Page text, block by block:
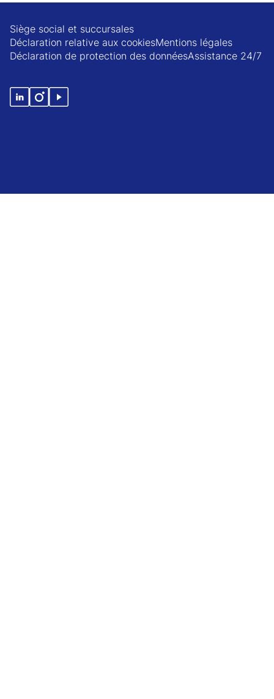
Siège social et succursales
Déclaration relative aux cookiesMentions légales
Déclaration de protection des donnéesAssistance 24/7